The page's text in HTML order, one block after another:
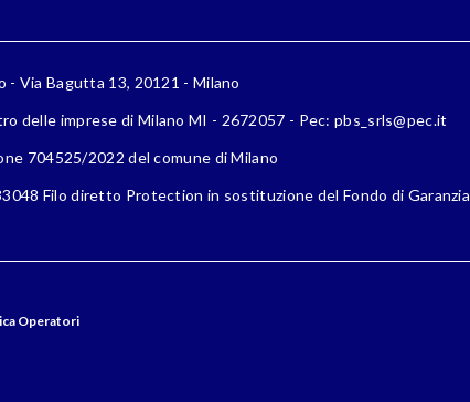
- Via Bagutta 13, 20121 - Milano
delle imprese di Milano MI - 2672057 - Pec: pbs_srls@pec.it
704525/2022 del comune di Milano
Filo diretto Protection in sostituzione del Fondo di Garanzia
Operatori